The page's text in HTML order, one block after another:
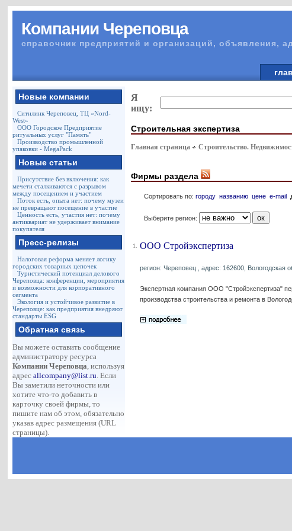
Компании Череповца
справочник предприятий и организаций, объявления,
Новые компании
Ситилинк Череповец, ТЦ «Nord-
West»
ООО Городское Предприятие
ритуальных услуг "Память"
Производство промышленной
упаковки - MegaPack
Новые статьи
Присутствие без включения: как
мечети сталкиваются с разрывом
между посещением и участием
Поток есть, опыта нет: почему музеи
не превращают посещение в участие
Ценность есть, участия нет: почему
антиквариат не удерживает внимание
покупателя
Пресс-релизы
Налоговая реформа меняет логику
городских товарных цепочек
Туристический потенциал делового
Череповца: конференции, мероприятия
и возможности для корпоративного
сегмента
Экология и устойчивое развитие в
Череповце: как предприятия внедряют
стандарты ESG
Обратная связь
Вы можете оставить сообщение
администратору ресурса
Компании Череповца, используя
адресallcompany@list.ru. Если
Вы заметили неточности или
хотите что-то добавить в
карточку своей фирмы, то
пишите нам об этом, обязательно
указав адрес размещения (URL
страницы).
Я
ищу:
Строительная экспертиза
Главная страница Строительство.
Фирмы раздела
Сортировать по:городу названию цене e-mail
Выберите регион:
1. ООО Стройэкспертиза
регион: Череповец , адрес: 162600, Вологодская
Экспертная компания ООО "Стройэкспертиза"
производства строительства и ремонта в